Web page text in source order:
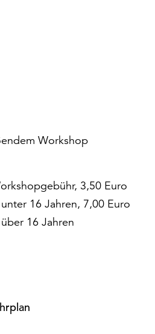
Workshop
3,50 Euro
16 Jahren, 7,00 Euro
16 Jahren